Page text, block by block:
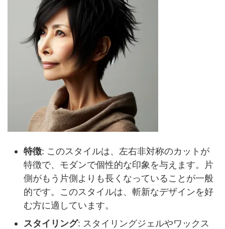
特徴: このスタイルは、左右非対称のカットが
特徴で、モダンで個性的な印象を与えます。片
側がもう片側よりも長くなっていることが一般
的です。このスタイルは、斬新なデザインを好
む方に適しています。
スタイリング: スタイリングジェルやワックス